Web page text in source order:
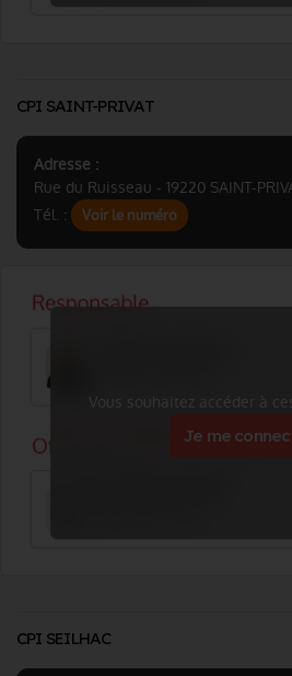
CPI SAINT-PRIVAT
Adresse :
Rue du Ruisseau - 19220 SAINT-
Tél. :
Voir le numéro
Vous souhaitez accéder à
Je me
CPI SEILHAC